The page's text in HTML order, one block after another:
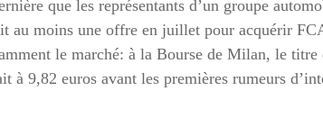
que les représentants d’un groupe
au moins une offre en juillet pour acquérir
le marché: à la Bourse de Milan, le titre
à 9,82 euros avant les premières rumeurs